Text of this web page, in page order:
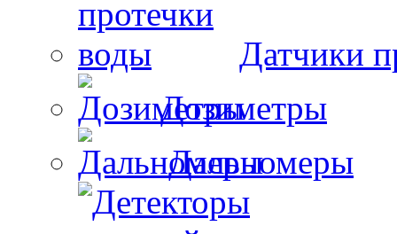
Датчики
Дозиметры
Дальномеры